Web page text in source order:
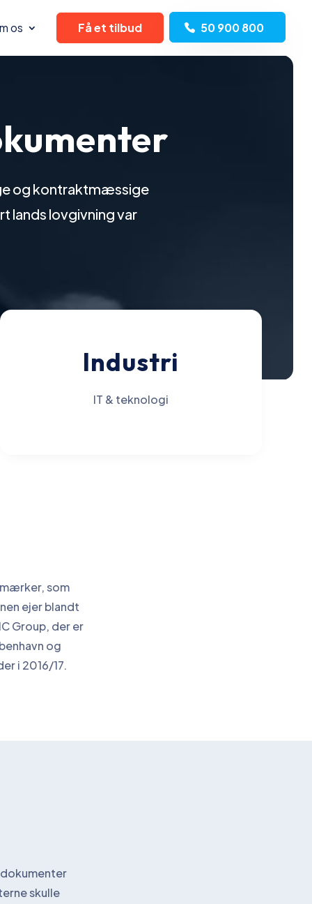
os Få et tilbud 50 900 800
og kontraktmæssige
lands lovgivning var
Industri
IT & teknologi
som
ejer blandt
Group, der er
og
i 2016/17.
skulle